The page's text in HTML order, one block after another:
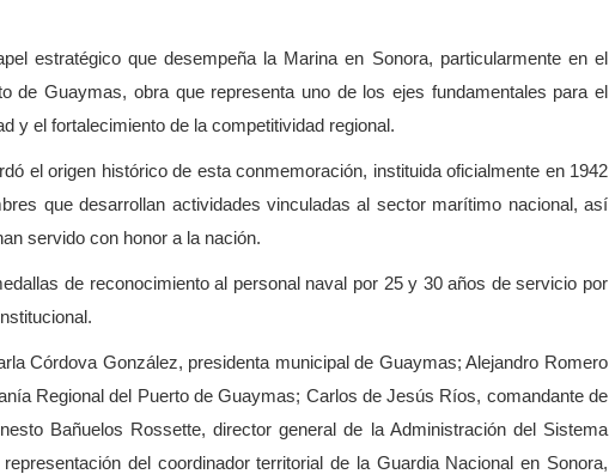
estratégico que desempeña la Marina en Sonora, particularmente en el
de Guaymas, obra que representa uno de los ejes fundamentales para el
y el fortalecimiento de la competitividad regional.
el origen histórico de esta conmemoración, instituida oficialmente en 1942
que desarrollan actividades vinculadas al sector marítimo nacional, así
servido con honor a la nación.
de reconocimiento al personal naval por 25 y 30 años de servicio por
Córdova González, presidenta municipal de Guaymas; Alejandro Romero
Regional del Puerto de Guaymas; Carlos de Jesús Ríos, comandante de
Bañuelos Rossette, director general de la Administración del Sistema
del coordinador territorial de la Guardia Nacional en Sonora,